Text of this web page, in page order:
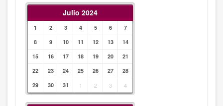
Julio 2024
1 2 3 4 5 6
7
8
9 10 11 12 13
14
15
16 17 18 19 20
21
22
23 24 25 26 27
28
29
30 31 1 2 3 4